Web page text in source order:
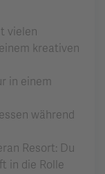
vielen
kreativen
in einem
während
Resort: Du
in die Rolle